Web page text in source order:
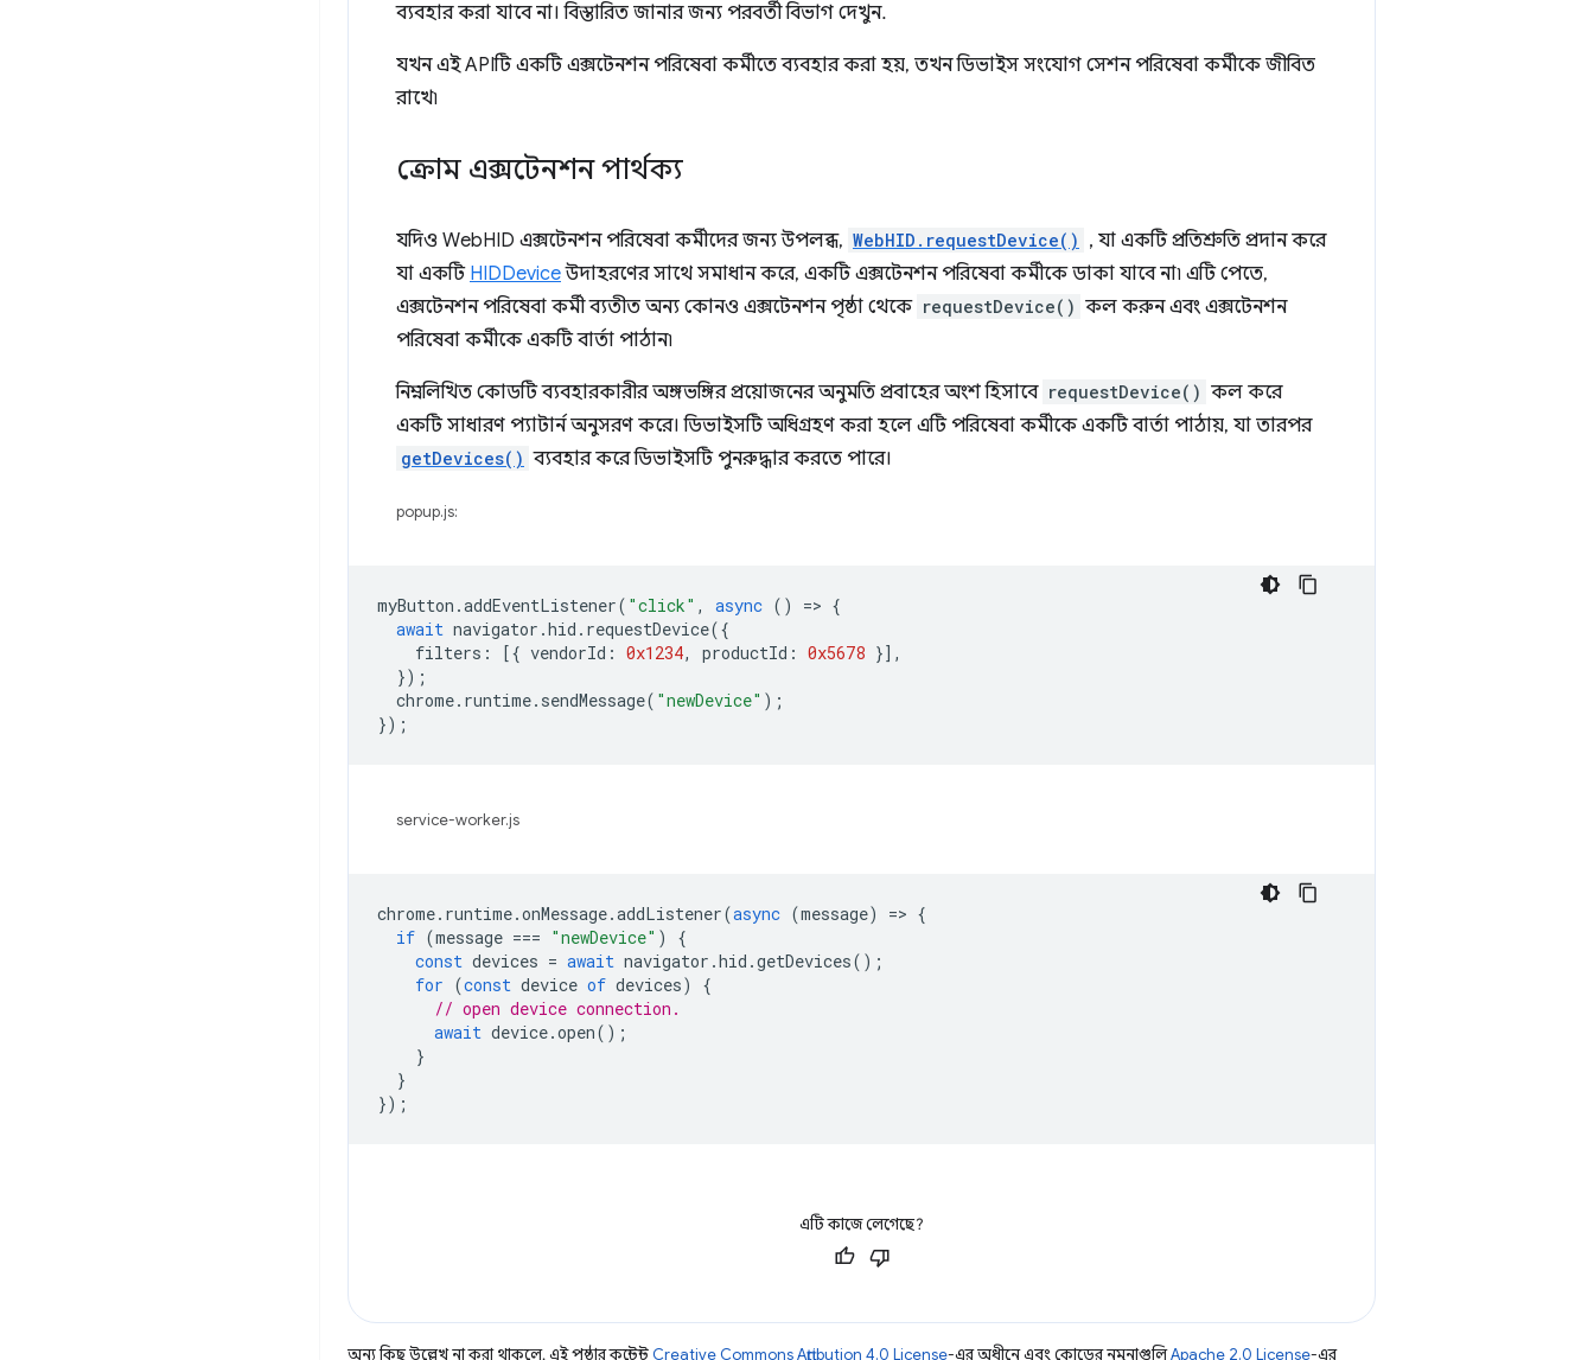
ব্যবহার করা যাবে না। বিস্তারিত জানার জন্য পরবর্তী বিভাগ দেখুন.
যখন এই APIটি একটি এক্সটেনশন পরিষেবা কর্মীতে ব্যবহার করা হয়, তখন ডিভাইস সংযোগ সেশন পরিষেবা কর্মীকে জীবিত
রাখে৷
ক্রোম এক্সটেনশন পার্থক্য
যদিও WebHID এক্সটেনশন পরিষেবা কর্মীদের জন্য উপলব্ধ, WebHID.requestDevice() , যা একটি প্রতিশ্রুতি প্রদান করে
যা একটি HIDDeviceউদাহরণের সাথে সমাধান করে, একটি এক্সটেনশন পরিষেবা কর্মীকে ডাকা যাবে না৷ এটি পেতে,
এক্সটেনশন পরিষেবা কর্মী ব্যতীত অন্য কোনও এক্সটেনশন পৃষ্ঠা থেকে requestDevice() কল করুন এবং এক্সটেনশন
পরিষেবা কর্মীকে একটি বার্তা পাঠান৷
নিম্নলিখিত কোডটি ব্যবহারকারীর অঙ্গভঙ্গির প্রয়োজনের অনুমতি প্রবাহের অংশ হিসাবে requestDevice() কল করে
একটি সাধারণ প্যাটার্ন অনুসরণ করে। ডিভাইসটি অধিগ্রহণ করা হলে এটি পরিষেবা কর্মীকে একটি বার্তা পাঠায়, যা তারপর
getDevices() ব্যবহার করে ডিভাইসটি পুনরুদ্ধার করতে পারে।
popup.js:
myButton .addEventListener( "click" , async () => {
await navigator .hid . requestDevice({
filters : [{ vendorId : 0x1234, productId : 0x5678 }],
});
chrome. runtime. sendMessage( "newDevice" );
});
service-worker.js
chrome. runtime.onMessage.addListener(async (message) => {
if (message === "newDevice" )
{
const devices = await navigator .hid .getDevices();
for (const device of devices)
{
// open device connection.
await device.open();
}
}
});
এটি কাজে লেগেছে?
অন্য কিছু উল্লেখ না করা থাকলে, এই পৃষ্ঠার কন্টেন্ট Creative Commons Attribution 4.0 License-এর অধীনে এবং কোডের নমুনাগুলিApache 2.0 License-এর